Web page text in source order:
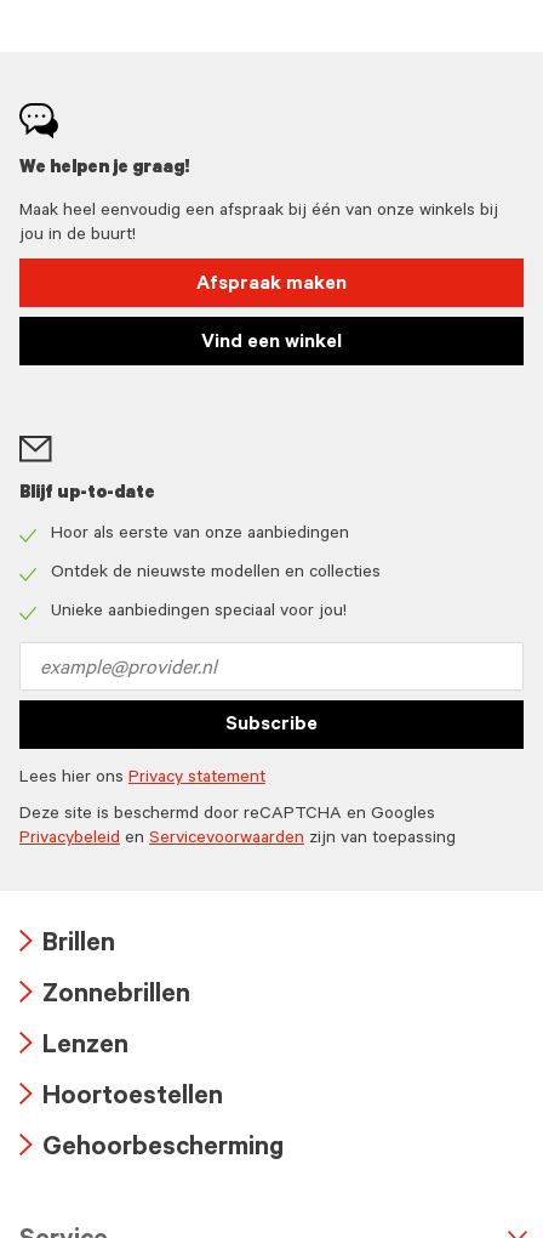
We helpen je graag!
Maak heel eenvoudig een afspraak bij één van onze winkels bij
jou in de buurt!
Afspraak maken
Vind een winkel
Blijf up-to-date
icon
Hoor als eerste van onze aanbiedingen
icon
Ontdek de nieuwste modellen en collecties
Unieke aanbiedingen speciaal voor jou!
address
Subscribe
Lees hier ons Privacy statement
Deze site is beschermd door reCAPTCHA en Googles
Privacybeleid en Servicevoorwaarden zijn van toepassing
icon
Brillen
icon
Zonnebrillen
icon
Lenzen
icon
Hoortoestellen
Gehoorbescherming